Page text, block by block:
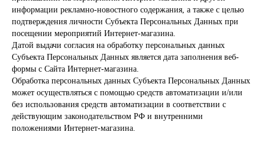
информации рекламно-новостного содержания, а также с целью
подтверждения личности Субъекта Персональных Данных при
посещении мероприятий Интернет-магазина.
Датой выдачи согласия на обработку персональных данных
Субъекта Персональных Данных является дата заполнения веб-
формы с Сайта Интернет-магазина.
Обработка персональных данных Субъекта Персональных Данных
может осуществляться с помощью средств автоматизации и/или
без использования средств автоматизации в соответствии с
действующим законодательством РФ и внутренними
положениями Интернет-магазина.